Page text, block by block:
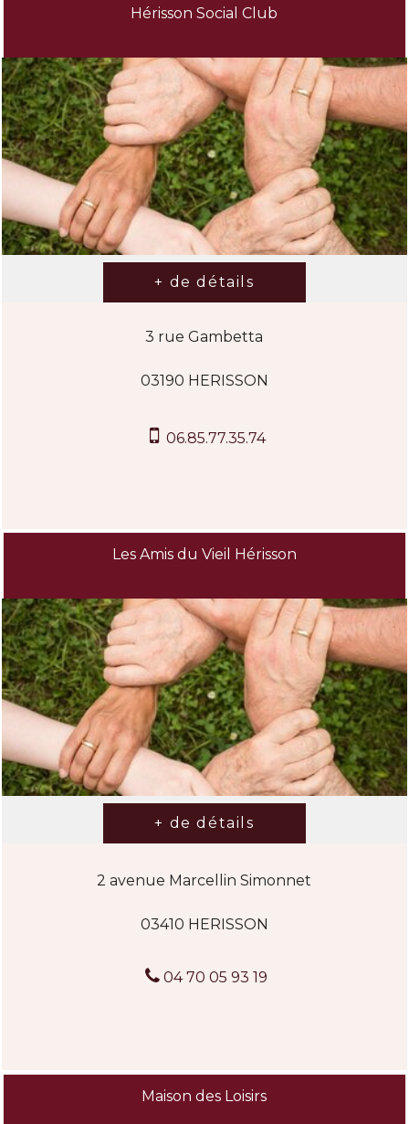
Hérisson Social Club
3 rue Gambetta
03190 HERISSON
06.85.77.35.74
Les Amis du Vieil Hérisson
2 avenue Marcellin Simonnet
03410 HERISSON
04 70 05 93 19
Maison des Loisirs